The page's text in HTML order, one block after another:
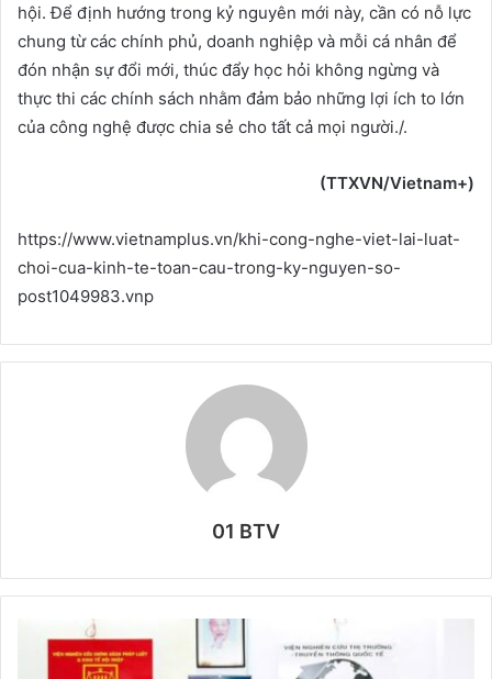
hội. Để định hướng trong kỷ nguyên mới này, cần có nỗ lực
chung từ các chính phủ, doanh nghiệp và mỗi cá nhân để
đón nhận sự đổi mới, thúc đẩy học hỏi không ngừng và
thực thi các chính sách nhằm đảm bảo những lợi ích to lớn
của công nghệ được chia sẻ cho tất cả mọi người./.
(TTXVN/Vietnam+)
https://www.vietnamplus.vn/khi-cong-nghe-viet-lai-luat-
choi-cua-kinh-te-toan-cau-trong-ky-nguyen-so-
post1049983.vnp
01 BTV